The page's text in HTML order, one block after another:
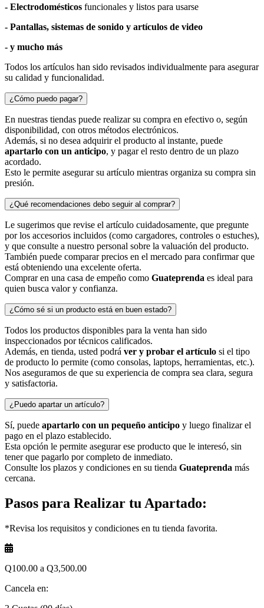
- Electrodomésticos funcionales y listos para usarse
- Pantallas, sistemas de sonido y artículos de video
- y mucho más
Todos los artículos han sido revisados individualmente para asegurar
su calidad y funcionalidad.
¿Cómo puedo pagar?
En nuestras tiendas puede realizar su compra en efectivo o, según
disponibilidad, con otros métodos electrónicos.
Además, si no desea adquirir el producto al instante, puede
apartarlo con un anticipo, y pagar el resto dentro de un plazo
acordado.
Esto le permite asegurar su artículo mientras organiza su compra sin
presión.
¿Qué recomendaciones debo seguir al comprar?
Le sugerimos que revise el artículo cuidadosamente, que pregunte
por los accesorios incluidos (como cargadores, controles o estuches),
y que consulte a nuestro personal sobre la valuación del producto.
También puede comparar precios en el mercado para confirmar que
está obteniendo una excelente oferta.
Comprar en una casa de empeño como Guateprenda es ideal para
quien busca valor y confianza.
¿Cómo sé si un producto está en buen estado?
Todos los productos disponibles para la venta han sido
inspeccionados por técnicos calificados.
Además, en tienda, usted podrá ver y probar el artículo si el tipo
de producto lo permite (como consolas, laptops, herramientas, etc.).
Nos aseguramos de que su experiencia de compra sea clara, segura
y satisfactoria.
¿Puedo apartar un artículo?
Sí, puede apartarlo con un pequeño anticipo y luego finalizar el
pago en el plazo establecido.
Esta opción le permite asegurar ese producto que le interesó, sin
tener que pagarlo por completo de inmediato.
Consulte los plazos y condiciones en su tienda Guateprenda más
cercana.
Pasos para Realizar tu Apartado:
*Revisa los requisitos y condiciones en tu tienda favorita.
Q100.00 a Q3,500.00
Cancela en: